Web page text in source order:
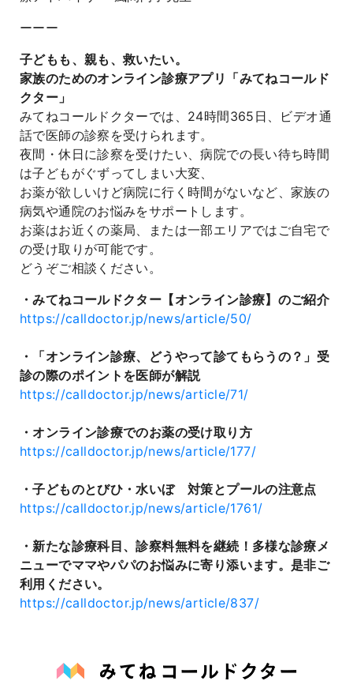
ーーー
子どもも、親も、救いたい。
家族のためのオンライン診療アプリ「みてねコールド
クター」
みてねコールドクターでは、24時間365日、ビデオ通
話で医師の診察を受けられます。
夜間・休日に診察を受けたい、病院での長い待ち時間
は子どもがぐずってしまい大変、
お薬が欲しいけど病院に行く時間がないなど、家族の
病気や通院のお悩みをサポートします。
お薬はお近くの薬局、または一部エリアではご自宅で
の受け取りが可能です。
どうぞご相談ください。
・みてねコールドクター【オンライン診療】のご紹介
https://calldoctor.jp/news/article/50/
・「オンライン診療、どうやって診てもらうの？」受
診の際のポイントを医師が解説
https://calldoctor.jp/news/article/71/
・オンライン診療でのお薬の受け取り方
https://calldoctor.jp/news/article/177/
・子どものとびひ・水いぼ 対策とプールの注意点
https://calldoctor.jp/news/article/1761/
・新たな診療科目、診察料無料を継続！多様な診療メ
ニューでママやパパのお悩みに寄り添います。是非ご
利用ください。
https://calldoctor.jp/news/article/837/